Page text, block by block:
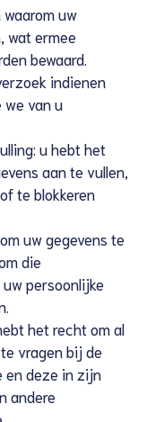
uw
wat ermee
bewaard.
indienen
we van u
u hebt het
aan te vullen,
te blokkeren
uw gegevens te
die
persoonlijke
het recht om al
vragen bij de
en deze in zijn
andere